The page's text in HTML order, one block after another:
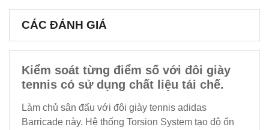
CÁC ĐÁNH GIÁ
Kiểm soát từng điểm số với đôi giày
tennis có sử dụng chất liệu tái chế.
Làm chủ sân đấu với đôi giày tennis adidas
Barricade này. Hệ thống Torsion System tạo độ ổn